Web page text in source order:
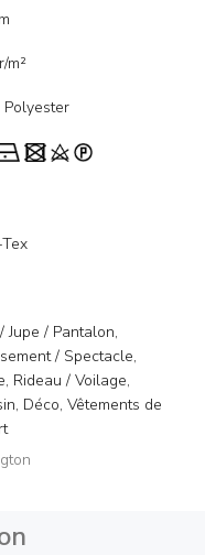
m²
Polyester
Jupe / Pantalon,
/ Spectacle,
Rideau / Voilage,
Déco, Vêtements de